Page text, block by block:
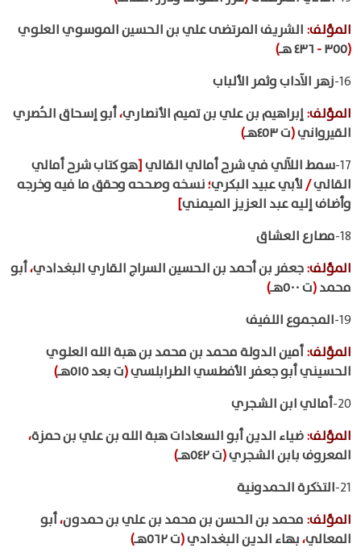
المؤلف: الشريف المرتضى علي بن الحسين الموسوي العلوي
(٣٥٥-
)
16- زهر الآداب وثمر الألباب
المؤلف:إبراهيم بن علي بن تميم الأنصاري،أبو إسحاق الحُصري
القيرواني(ت ٤٥٣هـ
)
17- سمط اللآلي في شرح أمالي القالي[هو كتاب شرح أمالي
القالي/لأبي عبيد البكري؛نسخه وصححه وحقق ما فيه وخرجه
وأضاف إليه عبد العزيز الميمني]
18- مصارع العشاق
المؤلف:جعفر بن أحمد بن الحسين السراج القاري البغدادي،أبو
محمد(ت ٥٠٠هـ
)
19- المجموع اللفيف
المؤلف:أمين الدولة محمد بن محمد بن هبة الله العلوي
الحسيني أبو جعفر الأفطسي الطرابلسي(ت بعد ٥١٥هـ
)
20- أمالي ابن الشجري
المؤلف:ضياء الدين أبو السعادات هبة الله بن علي بن حمزة،
المعروف بابن الشجري(ت ٥٤٢هـ
)
21- التذكرة الحمدونية
المؤلف: محمد بن الحسن بن محمد بن علي بن حمدون،أبو
المعالي،بهاء الدين البغدادي(ت ٥٦٢هـ
)